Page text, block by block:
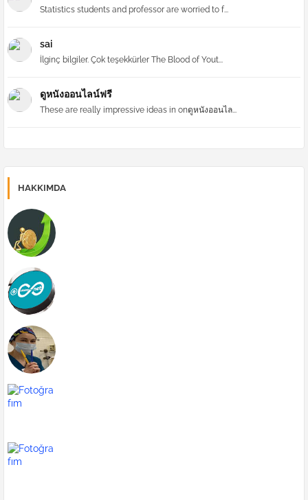
Statistics students and professor are worried to f...
sai
İlginç bilgiler. Çok teşekkürler The Blood of Yout...
ดูหนังออนไลน์ฟรี
These are really impressive ideas in onดูหนังออนไล...
HAKKIMDA